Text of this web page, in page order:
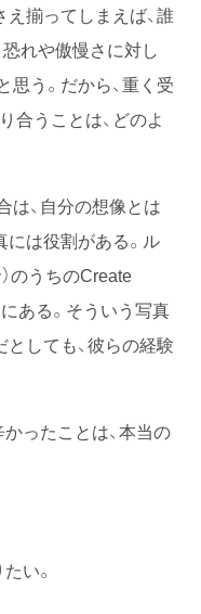
え揃ってしまえば、誰
れや傲慢さに対し
思う。だから、重く受
合うことは、どのよ
は、自分の想像とは
には役割がある。ル
のうちのCreate
ある。そういう写真
としても、彼らの経験
ったことは、本当の
い。